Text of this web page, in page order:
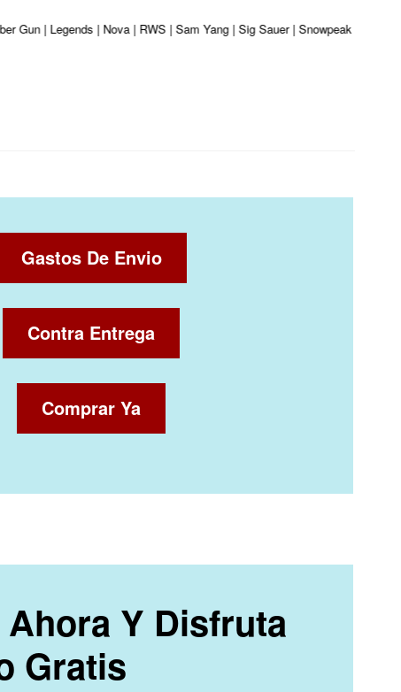
| Legends | Nova | RWS | Sam Yang | Sig Sauer | Snowpeak | Umarex
Gastos De Envio
Contra Entrega
Comprar Ya
Y Disfruta
Gratis